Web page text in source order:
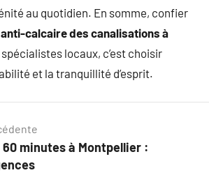
au quotidien. En somme, confier
calcaire des canalisations à
locaux, c’est choisir
et la tranquillité d’esprit.
60 minutes à Montpellier :